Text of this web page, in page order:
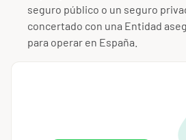
seguro público o un seguro
concertado con una Entidad
para operar en España.